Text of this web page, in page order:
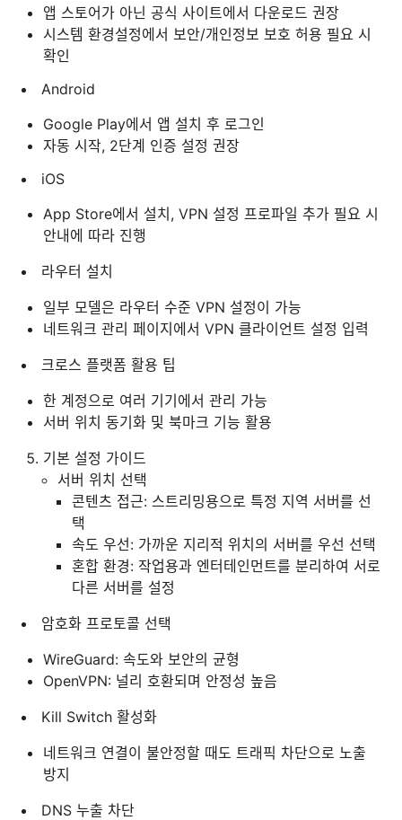
앱 스토어가 아닌 공식 사이트에서 다운로드 권장
시스템 환경설정에서 보안/개인정보 보호 허용 필요 시
확인
Android
Google Play에서 앱 설치 후 로그인
자동 시작, 2단계 인증 설정 권장
iOS
App Store에서 설치, VPN 설정 프로파일 추가 필요 시
안내에 따라 진행
라우터 설치
일부 모델은 라우터 수준 VPN 설정이 가능
네트워크 관리 페이지에서 VPN 클라이언트 설정 입력
크로스 플랫폼 활용 팁
한 계정으로 여러 기기에서 관리 가능
서버 위치 동기화 및 북마크 기능 활용
기본 설정 가이드
서버 위치 선택
콘텐츠 접근: 스트리밍용으로 특정 지역 서버를 선
택
속도 우선: 가까운 지리적 위치의 서버를 우선 선택
혼합 환경: 작업용과 엔터테인먼트를 분리하여 서로
다른 서버를 설정
암호화 프로토콜 선택
WireGuard: 속도와 보안의 균형
OpenVPN: 널리 호환되며 안정성 높음
Kill Switch 활성화
네트워크 연결이 불안정할 때도 트래픽 차단으로 노출
방지
DNS 누출 차단